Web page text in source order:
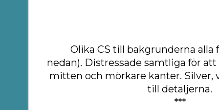
Olika CS till bakgrunderna alla
nedan). Distressade samtliga för
mitten och mörkare kanter. Silver,
till detaljerna.
***